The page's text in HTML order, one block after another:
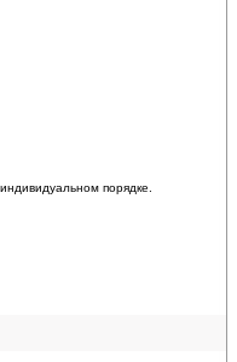
порядке.